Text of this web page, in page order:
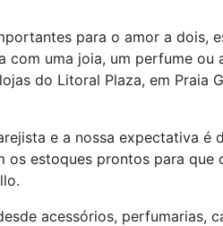
para o amor a dois,
com uma joia, um perfume ou
do Litoral Plaza, em Praia
e a nossa expectativa é
estoques prontos para que
acessórios, perfumarias,